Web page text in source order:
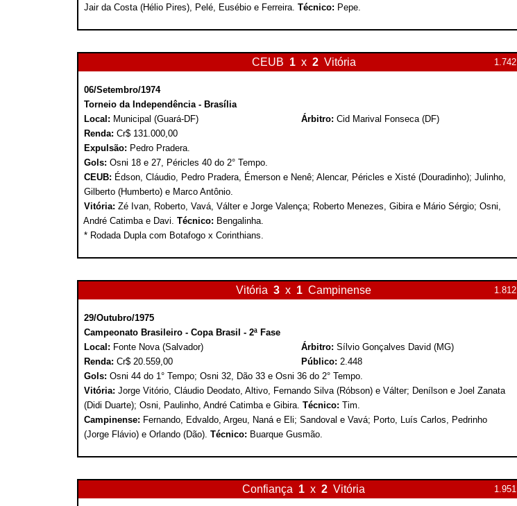
Jair da Costa (Hélio Pires), Pelé, Eusébio e Ferreira. Técnico: Pepe.
CEUB 1 x 2 Vitória 1.742
06/Setembro/1974
Torneio da Independência - Brasília
Local: Municipal (Guará-DF) Árbitro: Cid Marival Fonseca (DF)
Renda: Cr$ 131.000,00
Expulsão: Pedro Pradera.
Gols: Osni 18 e 27, Péricles 40 do 2° Tempo.
CEUB: Édson, Cláudio, Pedro Pradera, Émerson e Nenê; Alencar, Péricles e Xisté (Douradinho); Julinho,
Gilberto (Humberto) e Marco Antônio.
Vitória: Zé Ivan, Roberto, Vavá, Válter e Jorge Valença; Roberto Menezes, Gibira e Mário Sérgio; Osni,
André Catimba e Davi. Técnico: Bengalinha.
* Rodada Dupla com Botafogo x Corinthians.
Vitória 3 x 1 Campinense 1.812
29/Outubro/1975
Campeonato Brasileiro - Copa Brasil - 2ª Fase
Local: Fonte Nova (Salvador) Árbitro: Sílvio Gonçalves David (MG)
Renda: Cr$ 20.559,00 Público: 2.448
Gols: Osni 44 do 1° Tempo; Osni 32, Dão 33 e Osni 36 do 2° Tempo.
Vitória: Jorge Vitório, Cláudio Deodato, Altivo, Fernando Silva (Róbson) e Válter; Denílson e Joel Zanata
(Didi Duarte); Osni, Paulinho, André Catimba e Gibira. Técnico: Tim.
Campinense: Fernando, Edvaldo, Argeu, Naná e Eli; Sandoval e Vavá; Porto, Luís Carlos, Pedrinho
(Jorge Flávio) e Orlando (Dão). Técnico: Buarque Gusmão.
Confiança 1 x 2 Vitória 1.951